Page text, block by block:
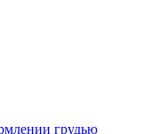
грудью